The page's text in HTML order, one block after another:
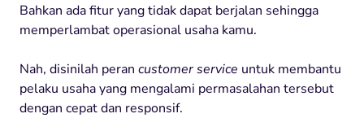
Bahkan ada fitur yang tidak dapat berjalan sehingga
memperlambat operasional usaha kamu.
Nah, disinilah peran customer service untuk membantu
pelaku usaha yang mengalami permasalahan tersebut
dengan cepat dan responsif.